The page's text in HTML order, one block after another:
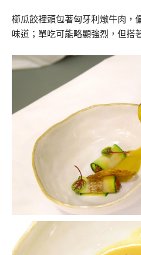
櫛瓜餃裡頭包著匈牙利燉牛肉，
味道；單吃可能略顯強烈，但搭